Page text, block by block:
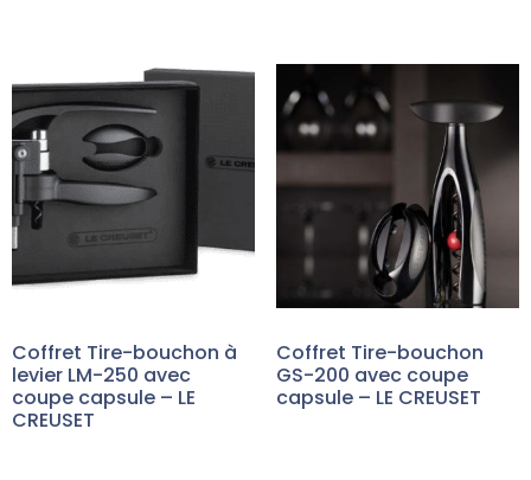
Coffret Tire-bouchon à
levier LM-250 avec
coupe capsule – LE
CREUSET
Coffret Tire-bouchon
GS-200 avec coupe
capsule – LE CREUSET